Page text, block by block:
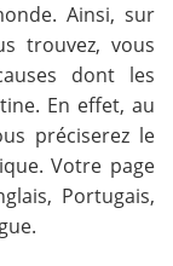
Ainsi, sur
trouvez, vous
dont les
En effet, au
préciserez le
Votre page
Portugais,